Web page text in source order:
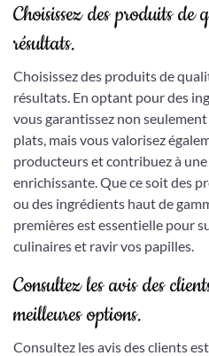
Choisissez des produits
résultats.
Choisissez des produits de
résultats. En optant pour des
vous garantissez non
plats, mais vous valorisez
producteurs et contribuez à
enrichissante. Que ce soit des
ou des ingrédients haut de
premières est essentielle pour
culinaires et ravir vos papilles.
Consultez les avis des
meilleures options.
Consultez les avis des clients